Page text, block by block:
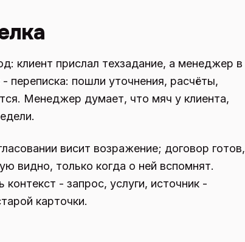
клиент прислал техзадание, а менеджер в
переписка: пошли уточнения, расчёты,
Менеджер думает, что мяч у клиента,
висит возражение; договор готов,
видно, только когда о ней вспомнят.
- запрос, услуги, источник -
карточки.